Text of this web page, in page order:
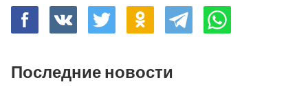
Последние новости